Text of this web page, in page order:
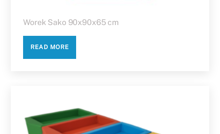
Worek Sako 90x90x65 cm
READ MORE